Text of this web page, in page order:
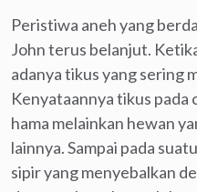
Peristiwa aneh yang
John terus belanjut.
adanya tikus yang sering
Kenyataannya tikus
hama melainkan hewan
lainnya. Sampai pada
sipir yang menyebalkan